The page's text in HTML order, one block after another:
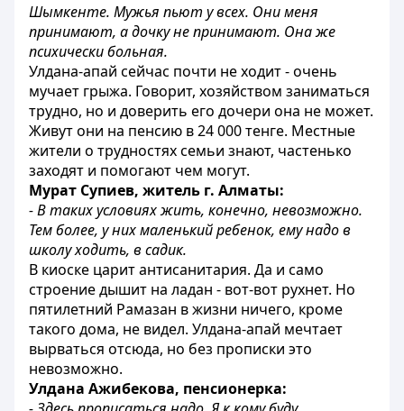
Шымкенте. Мужья пьют у всех. Они меня
принимают, а дочку не принимают. Она же
психически больная.
Улдана-апай сейчас почти не ходит - очень
мучает грыжа. Говорит, хозяйством заниматься
трудно, но и доверить его дочери она не может.
Живут они на пенсию в 24 000 тенге. Местные
жители о трудностях семьи знают, частенько
заходят и помогают чем могут.
Мурат Супиев, житель г. Алматы:
- В таких условиях жить, конечно, невозможно.
Тем более, у них маленький ребенок, ему надо в
школу ходить, в садик.
В киоске царит антисанитария. Да и само
строение дышит на ладан - вот-вот рухнет. Но
пятилетний Рамазан в жизни ничего, кроме
такого дома, не видел. Улдана-апай мечтает
вырваться отсюда, но без прописки это
невозможно.
Улдана Ажибекова, пенсионерка: